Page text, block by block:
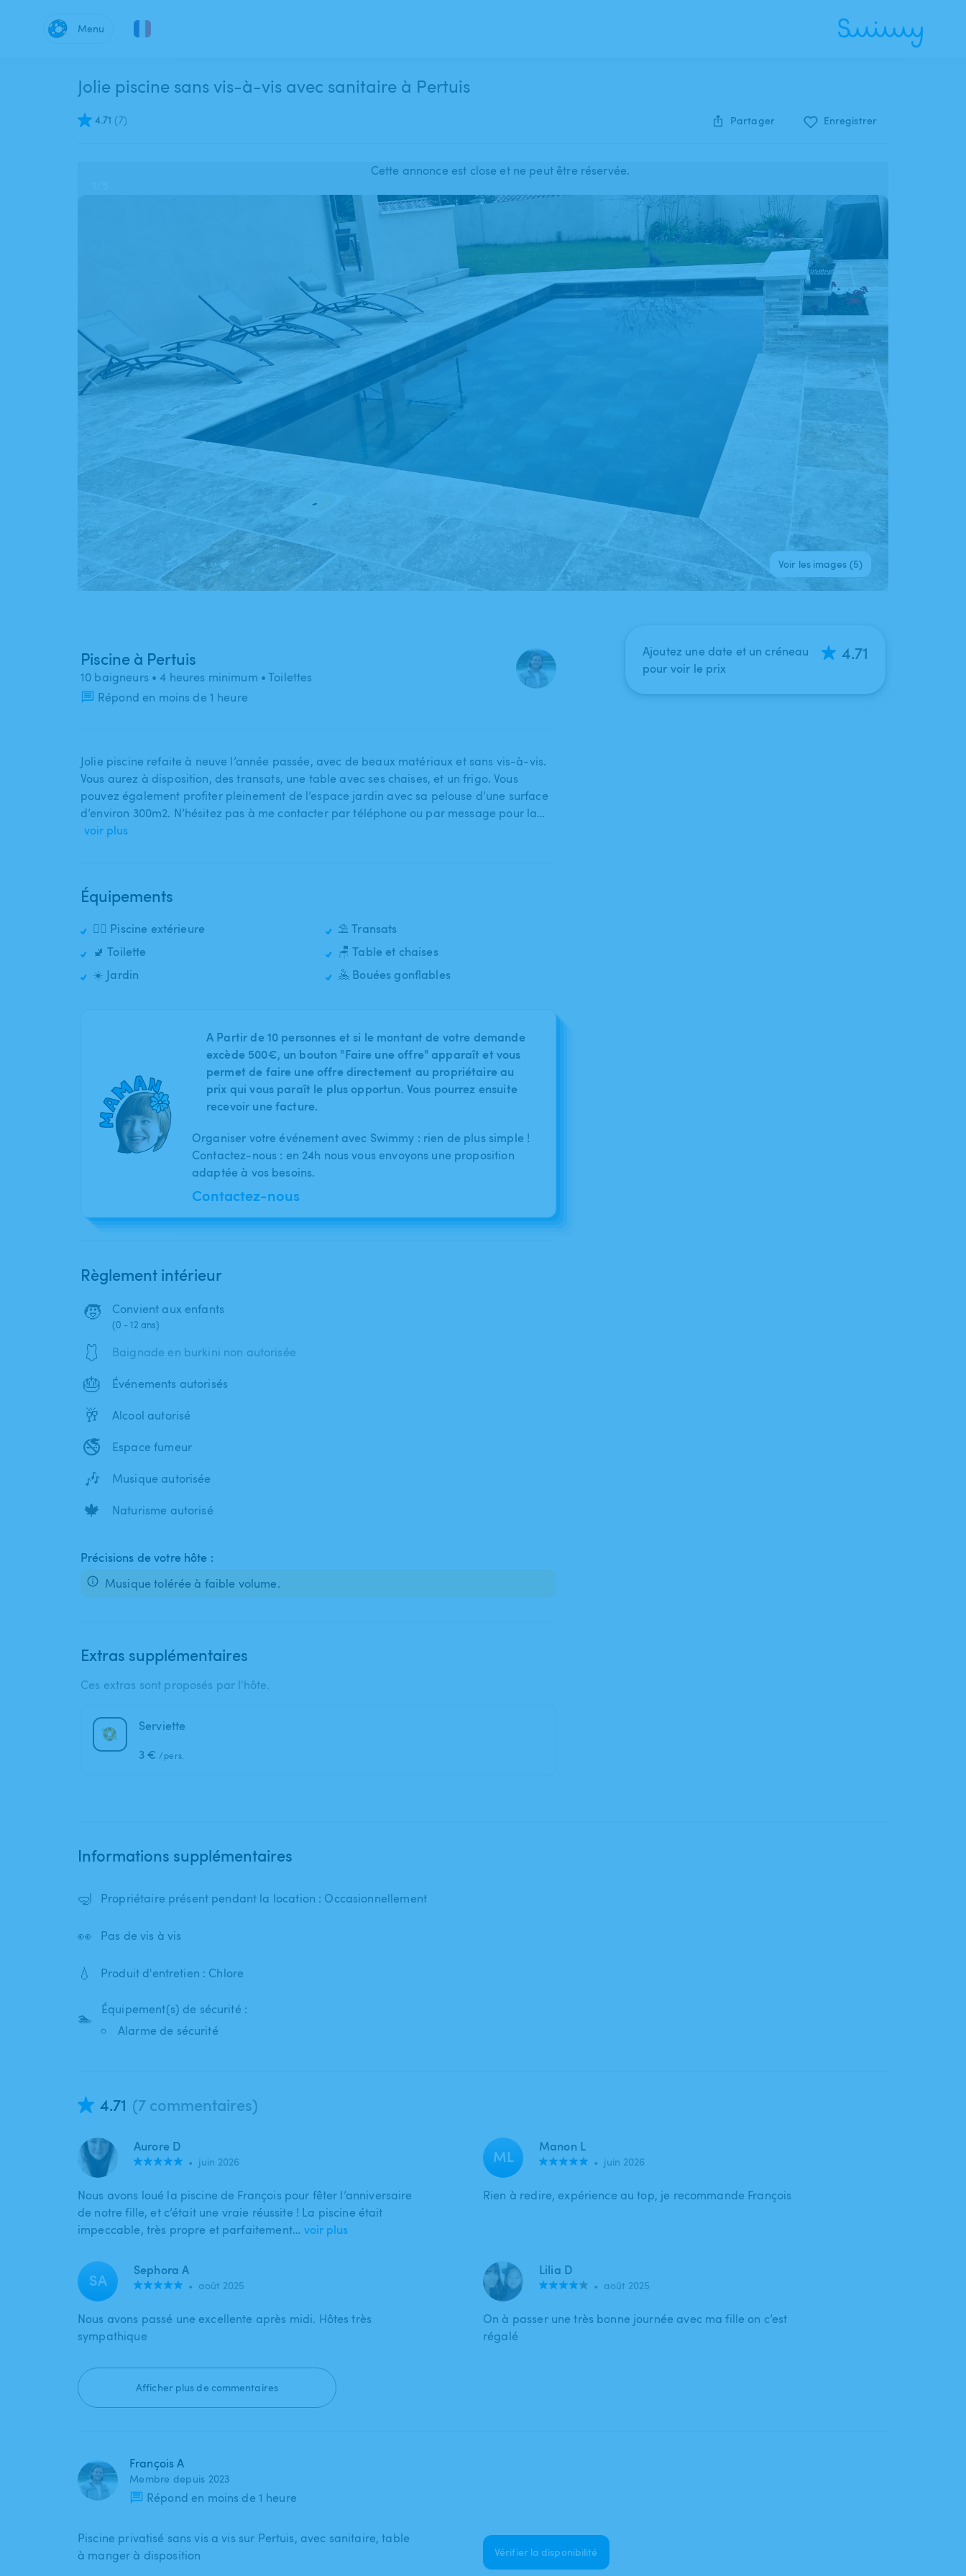
Menu
Jolie piscine sans vis-à-vis avec sanitaire à Pertuis
4.71 (7) Partager Enregistrer
Cette annonce est close et ne peut être réservée.
Voir les images (5)
Piscine à Pertuis
10 baigneurs • 4 heures minimum • Toilettes
Répond en moins de 1 heure
Jolie piscine refaite à neuve l’année passée​,​ avec de beaux matériaux et sans vis-à-vis.
Vous aurez à disposition​,​ des transats​,​ une table avec ses chaises​,​ et un frigo. Vous
pouvez également profiter pleinement de l’espace jardin avec sa pelouse d’une surface
d’environ 300m2. N’hésitez pas à me contacter par téléphone ou par message pour la…
voir plus
Équipements
🏊‍♂️ Piscine extérieure
🚽 Toilette
☀️ Jardin
⛱️ Transats
🪑 Table et chaises
🤽 Bouées gonflables
A Partir de 10 personnes et si le montant de votre demande
excède 500€, un bouton "Faire une offre" apparaît et vous
permet de faire une offre directement au propriétaire au
prix qui vous paraît le plus opportun. Vous pourrez ensuite
recevoir une facture.
Organiser votre événement avec Swimmy : rien de plus simple !
Contactez-nous : en 24h nous vous envoyons une proposition
adaptée à vos besoins.
Contactez-nous
Règlement intérieur
🧒 Convient aux enfants
(0 - 12 ans)
🩱 Baignade en burkini non autorisée
🎂 Événements autorisés
🥂 Alcool autorisé
🚭 Espace fumeur
🎶 Musique autorisée
🍁 Naturisme autorisé
Précisions de votre hôte :
Musique tolérée à faible volume.
Extras supplémentaires
Ces extras sont proposés par l'hôte.
Serviette
3 € /pers.
Ajoutez une date et un créneau
pour voir le prix
4.71
Informations supplémentaires
🤿 Propriétaire présent pendant la location : Occasionnellement
👀 Pas de vis à vis
💧 Produit d'entretien : Chlore
🏊
Équipement(s) de sécurité :
Alarme de sécurité
4.71 (7 commentaires)
Aurore D
• juin 2026
Nous avons loué la piscine de François pour fêter l’anniversaire
de notre fille, et c’était une vraie réussite ! La piscine était
impeccable, très propre et parfaitement… voir plus
ML Manon L
• juin 2026
Rien à redire, expérience au top, je recommande François
SA Sephora A
• août 2025
Nous avons passé une excellente après midi. Hôtes très
sympathique
Lilia D
• août 2025
On à passer une très bonne journée avec ma fille on c’est
régalé
Afficher plus de commentaires
François A
Membre depuis 2023
Répond en moins de 1 heure
Piscine privatisé sans vis a vis sur Pertuis, avec sanitaire, table
à manger à disposition
Vérifier la disponibilité